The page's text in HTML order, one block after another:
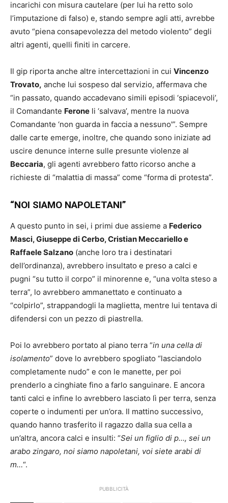
incarichi con misura cautelare (per lui ha retto solo
l’imputazione di falso) e, stando sempre agli atti, avrebbe
avuto “piena consapevolezza del metodo violento” degli
altri agenti, quelli finiti in carcere.
Il gip riporta anche altre intercettazioni in cui Vincenzo
Trovato, anche lui sospeso dal servizio, affermava che
“in passato, quando accadevano simili episodi ‘spiacevoli’,
il Comandante Ferone li ‘salvava’, mentre la nuova
Comandante ‘non guarda in faccia a nessuno'”. Sempre
dalle carte emerge, inoltre, che quando sono iniziate ad
uscire denunce interne sulle presunte violenze al
Beccaria, gli agenti avrebbero fatto ricorso anche a
richieste di “malattia di massa” come “forma di protesta”.
“NOI SIAMO NAPOLETANI”
A questo punto in sei, i primi due assieme a Federico
Masci, Giuseppe di Cerbo, Cristian Meccariello e
Raffaele Salzano (anche loro tra i destinatari
dell’ordinanza), avrebbero insultato e preso a calci e
pugni “su tutto il corpo” il minorenne e, “una volta steso a
terra”, lo avrebbero ammanettato e continuato a
“colpirlo”, strappandogli la maglietta, mentre lui tentava di
difendersi con un pezzo di piastrella.
Poi lo avrebbero portato al piano terra “in una cella di
isolamento” dove lo avrebbero spogliato “lasciandolo
completamente nudo” e con le manette, per poi
prenderlo a cinghiate fino a farlo sanguinare. E ancora
tanti calci e infine lo avrebbero lasciato lì per terra, senza
coperte o indumenti per un’ora. Il mattino successivo,
quando hanno trasferito il ragazzo dalla sua cella a
un’altra, ancora calci e insulti: “Sei un figlio di p…, sei un
arabo zingaro, noi siamo napoletani, voi siete arabi di
m…“.
PUBBLICITÀ